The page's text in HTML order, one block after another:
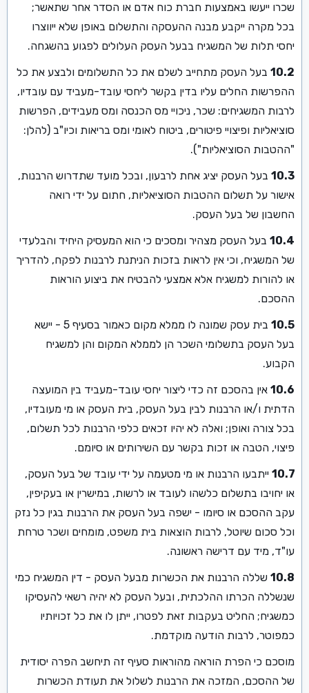
שכרו ייעשו באמצעות חברת כוח אדם או הסדר אחר שתאשר;
בכל מקרה ייקבע מבנה ההעסקה והתשלום באופן שלא ייווצרו
יחסי תלות של המשגיח בבעל העסק העלולים לפגוע בהשגחה.
10.2 בעל העסק מתחייב לשלם את כל התשלומים ולבצע את כל
ההפרשות החלים עליו בדין בקשר ליחסי עובד-מעביד עם עובדיו,
לרבות המשגיחים: שכר, ניכויי מס הכנסה ומס מעבידים, הפרשות
סוציאליות ופיצויי פיטורים, ביטוח לאומי ומס בריאות וכיו"ב (להלן:
"ההטבות הסוציאליות").
10.3 בעל העסק יציג אחת לרבעון, ובכל מועד שתדרוש הרבנות,
אישור על תשלום ההטבות הסוציאליות, חתום על ידי רואה
החשבון של בעל העסק.
10.4 בעל העסק מצהיר ומסכים כי הוא המעסיק היחיד והבלעדי
של המשגיח, וכי אין לראות בזכות הניתנת לרבנות לפקח, להדריך
או להורות למשגיח אלא אמצעי להבטיח את ביצוע הוראות
ההסכם.
10.5
בית עסק שמונה לו ממלא מקום כאמור בסעיף 5 - יישא
בעל העסק בתשלומי השכר הן לממלא המקום והן למשגיח
הקבוע.
10.6 אין בהסכם זה כדי ליצור יחסי עובד-מעביד בין המועצה
הדתית ו/או הרבנות לבין בעל העסק, בית העסק או מי מעובדיו,
בכל צורה ואופן; ואלה לא יהיו זכאים כלפי הרבנות לכל תשלום,
פיצוי, הטבה או זכות בקשר עם השירותים או סיומם.
10.7 ייתבעו הרבנות או מי מטעמה על ידי עובד של בעל העסק,
או יחויבו בתשלום כלשהו לעובד או לרשות, במישרין או בעקיפין,
עקב ההסכם או סיומו - ישפה בעל העסק את הרבנות בגין כל נזק
וכל סכום שיוטל, לרבות הוצאות בית משפט, מומחים ושכר טרחת
עו"ד, מיד עם דרישה ראשונה.
10.8 שללה הרבנות את הכשרות מבעל העסק - דין המשגיח כמי
שנשללה הכרתו ההלכתית, ובעל העסק לא יהיה רשאי להעסיקו
כמשגיח; החליט בעקבות זאת לפטרו, ייתן לו את כל זכויותיו
כמפוטר, לרבות הודעה מוקדמת.
מוסכם כי הפרת הוראה מהוראות סעיף זה תיחשב הפרה יסודית
של ההסכם, המזכה את הרבנות לשלול את תעודת הכשרות